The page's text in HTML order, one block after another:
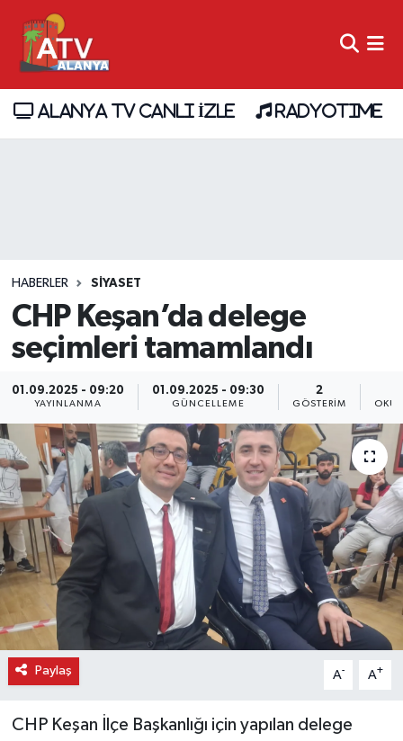
ALANYA TV CANLI İZLE RADYOTIME
HABERLER SİYASET
CHP Keşan’da delege
seçimleri tamamlandı
01.09.2025 - 09:20
YAYINLANMA
01.09.2025 - 09:30
GÜNCELLEME
2
GÖSTERIM
Paylaş A- A+
CHP Keşan İlçe Başkanlığı için yapılan delege